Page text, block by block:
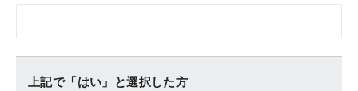
上記で「はい」と選択した方